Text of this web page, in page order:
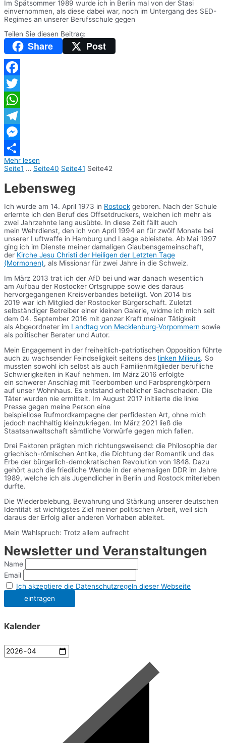
Im Spätsommer 1989 wurde ich in Berlin mal von der Stasi
einvernommen, als diese dabei war, noch im Untergang des SED-
Regimes an unserer Berufsschule gegen
Teilen Sie diesen Beitrag:
Share Post
Facebook
Twitter
WhatsApp
Telegram
Messenger
Teilen
Mehr lesen
Seite1 … Seite40 Seite41 Seite42
Lebensweg
Ich wurde am 14. April 1973 in Rostock geboren. Nach der Schule
erlernte ich den Beruf des Offsetdruckers, welchen ich mehr als
zwei Jahrzehnte lang ausübte. In diese Zeit fällt auch
mein Wehrdienst, den ich von April 1994 an für zwölf Monate bei
unserer Luftwaffe in Hamburg und Laage ableistete. Ab Mai 1997
ging ich im Dienste meiner damaligen Glaubensgemeinschaft,
der Kirche Jesu Christi der Heiligen der Letzten Tage
(Mormonen), als Missionar für zwei Jahre in die Schweiz.
Im März 2013 trat ich der AfD bei und war danach wesentlich
am Aufbau der Rostocker Ortsgruppe sowie des daraus
hervorgegangenen Kreisverbandes beteiligt. Von 2014 bis
2019 war ich Mitglied der Rostocker Bürgerschaft. Zuletzt
selbständiger Betreiber einer kleinen Galerie, widme ich mich seit
dem 04. September 2016 mit ganzer Kraft meiner Tätigkeit
als Abgeordneter im Landtag von Mecklenburg-Vorpommern sowie
als politischer Berater und Autor.
Mein Engagement in der freiheitlich-patriotischen Opposition führte
auch zu wachsender Feindseligkeit seitens des linken Milieus. So
mussten sowohl ich selbst als auch Familienmitglieder berufliche
Schwierigkeiten in Kauf nehmen. Im März 2016 erfolgte
ein schwerer Anschlag mit Teerbomben und Farbsprengkörpern
auf unser Wohnhaus. Es entstand erheblicher Sachschaden. Die
Täter wurden nie ermittelt. Im August 2017 initiierte die linke
Presse gegen meine Person eine
beispiellose Rufmordkampagne der perfidesten Art, ohne mich
jedoch nachhaltig kleinzukriegen. Im März 2021 ließ die
Staatsanwaltschaft sämtliche Vorwürfe gegen mich fallen.
Drei Faktoren prägten mich richtungsweisend: die Philosophie der
griechisch-römischen Antike, die Dichtung der Romantik und das
Erbe der bürgerlich-demokratischen Revolution von 1848. Dazu
gehört auch die friedliche Wende in der ehemaligen DDR im Jahre
1989, welche ich als Jugendlicher in Berlin und Rostock miterleben
durfte.
Die Wiederbelebung, Bewahrung und Stärkung unserer deutschen
Identität ist wichtigstes Ziel meiner politischen Arbeit, weil sich
daraus der Erfolg aller anderen Vorhaben ableitet.
Mein Wahlspruch: Trotz allem aufrecht
Newsletter und Veranstaltungen
Name
Email
Ich akzeptiere die Datenschutzregeln dieser Webseite
Kalender